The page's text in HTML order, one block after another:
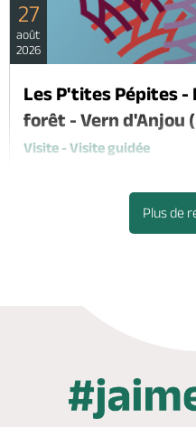
27
août
2026
Les P'tites Pépites -
forêt - Vern d'Anjou
Visite - Visite guidée
Plus de